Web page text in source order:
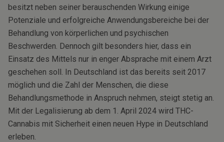
besitzt neben seiner berauschenden Wirkung einige
Potenziale und erfolgreiche Anwendungsbereiche bei der
Behandlung von körperlichen und psychischen
Beschwerden. Dennoch gilt besonders hier, dass ein
Einsatz des Mittels nur in enger Absprache mit einem Arzt
geschehen soll. In Deutschland ist das bereits seit 2017
möglich und die Zahl der Menschen, die diese
Behandlungsmethode in Anspruch nehmen, steigt stetig an.
Mit der Legalisierung ab dem 1. April 2024 wird THC-
Cannabis mit Sicherheit einen neuen Hype in Deutschland
erleben.